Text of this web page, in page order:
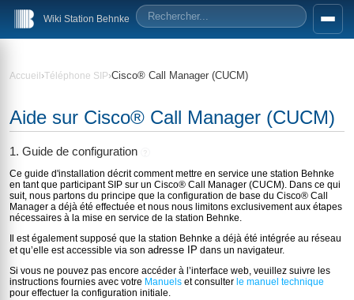
Wiki Station Behnke
Accueil›Téléphone SIP›Cisco® Call Manager (CUCM)
Aide sur Cisco® Call Manager (CUCM)
1. Guide de configuration
Ce guide d'installation décrit comment mettre en service une station Behnke
en tant que participant SIP sur un Cisco® Call Manager (CUCM). Dans ce qui
suit, nous partons du principe que la configuration de base du Cisco® Call
Manager a déjà été effectuée et nous nous limitons exclusivement aux étapes
nécessaires à la mise en service de la station Behnke.
Il est également supposé que la station Behnke a déjà été intégrée au réseau
et qu’elle est accessible via sonadresse IP dans un navigateur.
Si vous ne pouvez pas encore accéder à l’interface web, veuillez suivre les
instructions fournies avec votre Manuels et consulter le manuel technique
pour effectuer la configuration initiale.